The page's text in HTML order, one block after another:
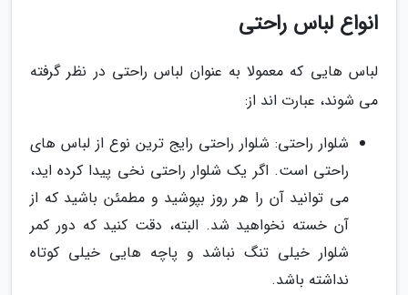
انواع لباس راحتی
لباس هایی که معمولا به عنوان لباس راحتی در نظر گرفته
می شوند، عبارت اند از:
شلوار راحتی: شلوار راحتی رایج ترین نوع از لباس های
راحتی است. اگر یک شلوار راحتی نخی پیدا کرده اید،
می توانید آن را هر روز بپوشید و مطمئن باشید که از
آن خسته نخواهید شد. البته، دقت کنید که دور کمر
شلوار خیلی تنگ نباشد و پاچه هایی خیلی کوتاه
نداشته باشد.